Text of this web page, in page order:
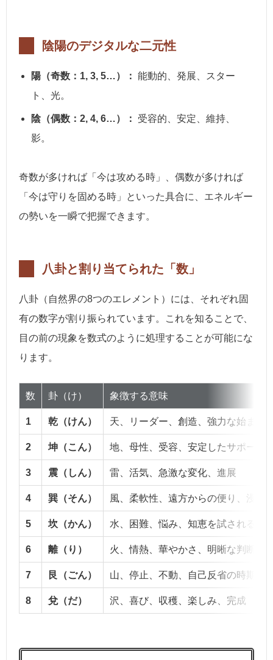
陰陽のデジタルな二元性
陽（奇数：1, 3, 5…）： 能動的、発展、スター
ト、光。
陰（偶数：2, 4, 6…）：
受容的、安定、維持、
影。
奇数が多ければ「今は攻める時」、偶数が多ければ
「今は守りを固める時」といった具合に、エネルギー
の勢いを一瞬で把握できます。
八卦と割り当てられた「数」
八卦（自然界の8つのエレメント）には、それぞれ固
有の数字が割り振られています。これを知ることで、
目の前の現象を数式のように処理することが可能にな
ります。
数 卦（け） 象徴する意味
1 乾（けん） 天、リーダー、創造、強力な始まり
2 坤（こん） 地、母性、受容、安定したサポート
3 震（しん） 雷、活気、急激な変化、進展
4 巽（そん） 風、柔軟性、遠方からの便り、浸透
5 坎（かん） 水、困難、悩み、知恵を試される時
6 離（り） 火、情熱、華やかさ、明晰な判断
7 艮（ごん） 山、停止、不動、自己反省の時期
8 兌（だ） 沢、喜び、収穫、楽しみ、完成